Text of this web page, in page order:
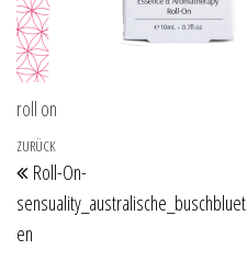
roll on
Beitragsnavigation
Vorheriger Beitrag
ZURÜCK
Roll-On-
sensuality_australische_buschbluet
en